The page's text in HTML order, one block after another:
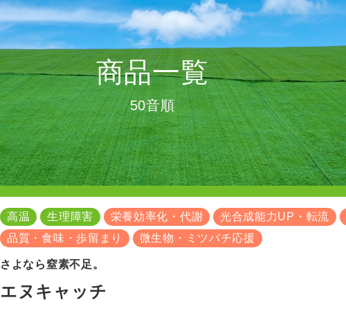
商品一覧
50音順
高温 生理障害 栄養効率化・代謝 光合成能力UP・転流
品質・食味・歩留まり
微生物・ミツバチ応援
さよなら窒素不足。
エヌキャッチ